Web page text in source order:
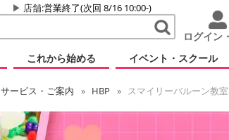
店舗:営業終了(次回 8/16 10:00-)
ログイン
これから始める イベント・スクール
サービス・ご案内 HBP スマイリーバルーン教室